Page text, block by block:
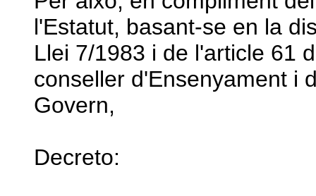
l'Estatut, basant-se en la
Llei 7/1983 i de l'article 61
conseller d'Ensenyament i
Govern,
Decreto: